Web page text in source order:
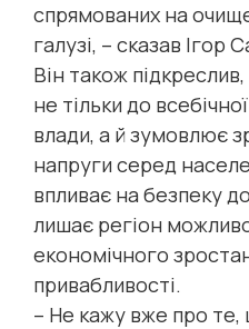
спрямованих на
галузі, – сказав Ігор
Він також
не тільки до
влади, а й зумовлює
напруги серед
впливає на безпеку
лишає регіон
економічного
привабливості.
– Не кажу вже про те,